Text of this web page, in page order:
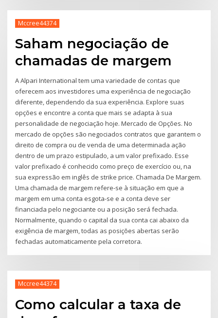
Mccree44374
Saham negociação de
chamadas de margem
A Alpari International tem uma variedade de contas que
oferecem aos investidores uma experiência de negociação
diferente, dependendo da sua experiência. Explore suas
opções e encontre a conta que mais se adapta à sua
personalidade de negociação hoje. Mercado de Opções. No
mercado de opções são negociados contratos que garantem o
direito de compra ou de venda de uma determinada ação
dentro de um prazo estipulado, a um valor prefixado. Esse
valor prefixado é conhecido como preço de exercício ou, na
sua expressão em inglês de strike price. Chamada De Margem.
Uma chamada de margem refere-se à situação em que a
margem em uma conta esgota-se e a conta deve ser
financiada pelo negociante ou a posição será fechada.
Normalmente, quando o capital da sua conta cai abaixo da
exigência de margem, todas as posições abertas serão
fechadas automaticamente pela corretora.
Mccree44374
Como calcular a taxa de